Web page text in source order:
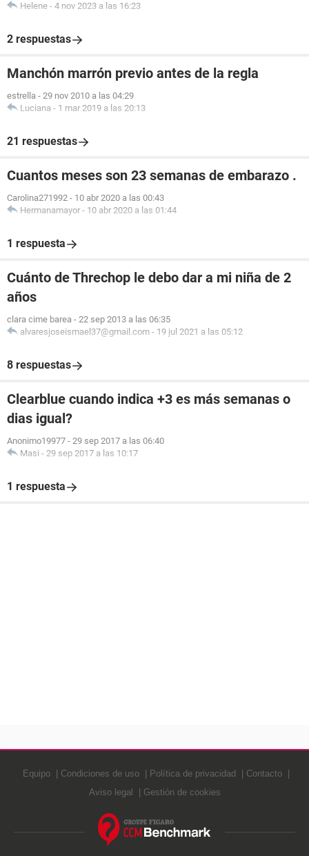
Helene - 4 nov 2023 a las 16:23
2 respuestas
Manchón marrón previo antes de la regla
estrella - 29 nov 2010 a las 04:29
Luciana - 1 mar 2019 a las 20:13
21 respuestas
Cuantos meses son 23 semanas de embarazo .
Carolina271992 - 10 abr 2020 a las 00:43
Hermanamayor - 10 abr 2020 a las 01:44
1 respuesta
Cuánto de Threchop le debo dar a mi niña de 2
años
clara cime barea - 22 sep 2013 a las 06:35
alvaresjoseismael37@gmail.com - 19 jul 2021 a las 05:12
8 respuestas
Clearblue cuando indica +3 es más semanas o
dias igual?
Anonimo19977 - 29 sep 2017 a las 06:40
Masi - 29 sep 2017 a las 10:17
1 respuesta
Equipo Condiciones de uso Política de privacidad
Contacto
Aviso legal
Gestión de cookies